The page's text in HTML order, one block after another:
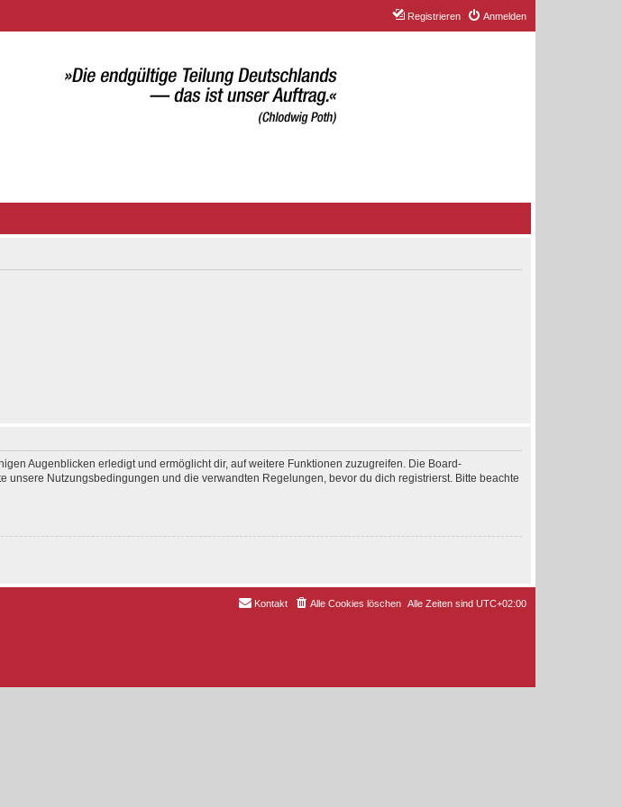
Anmelden
Registrieren
Augenblicken erledigt und ermöglicht dir, auf weitere Funktionen zuzugreifen. Die Board-
Nutzungsbedingungen und die verwandten Regelungen, bevor du dich registrierst. Bitte beachte
Alle Zeiten sind UTC+02:00
Alle Cookies löschen
Kontakt